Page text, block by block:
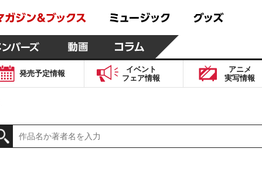
発売予定情報
イベント
フェア情報
アニメ
実写情報